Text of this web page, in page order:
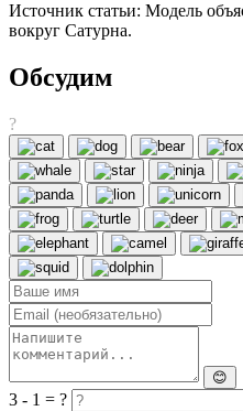
Источник статьи: Модель
вокруг Сатурна.
Обсудим
?
😊
3 - 1 = ?